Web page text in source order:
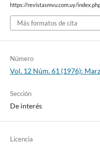
https://revistasmvu.com.uy/
Más formatos de cita
Número
Vol. 12 Núm. 61 (1976):
Sección
De interés
Licencia